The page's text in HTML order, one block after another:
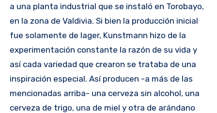
a una planta industrial que se instaló en Torobayo,
en la zona de Valdivia. Si bien la producción inicial
fue solamente de lager, Kunstmann hizo de la
experimentación constante la razón de su vida y
así cada variedad que crearon se trataba de una
inspiración especial. Así producen -a más de las
mencionadas arriba- una cerveza sin alcohol, una
cerveza de trigo, una de miel y otra de arándano